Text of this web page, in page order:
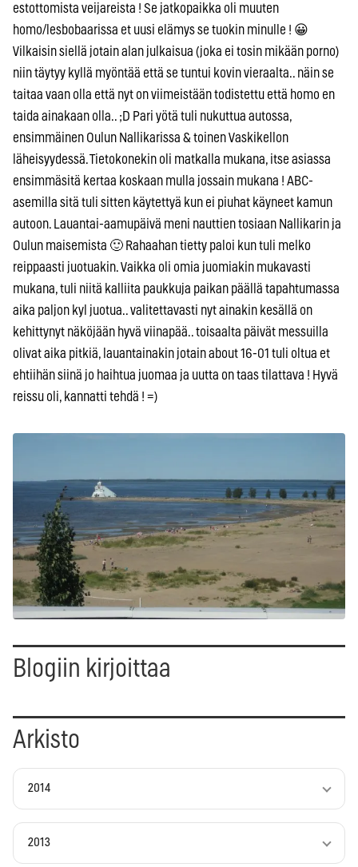
estottomista veijareista ! Se jatkopaikka oli muuten
homo/lesbobaarissa et uusi elämys se tuokin minulle ! 😀
Vilkaisin siellä jotain alan julkaisua (joka ei tosin mikään porno)
niin täytyy kyllä myöntää että se tuntui kovin vieraalta.. näin se
taitaa vaan olla että nyt on viimeistään todistettu että homo en
taida ainakaan olla.. ;D Pari yötä tuli nukuttua autossa,
ensimmäinen Oulun Nallikarissa & toinen Vaskikellon
läheisyydessä. Tietokonekin oli matkalla mukana, itse asiassa
ensimmäsitä kertaa koskaan mulla jossain mukana ! ABC-
asemilla sitä tuli sitten käytettyä kun ei piuhat käyneet kamun
autoon. Lauantai-aamupäivä meni nauttien tosiaan Nallikarin ja
Oulun maisemista 🙂 Rahaahan tietty paloi kun tuli melko
reippaasti juotuakin. Vaikka oli omia juomiakin mukavasti
mukana, tuli niitä kalliita paukkuja paikan päällä tapahtumassa
aika paljon kyl juotua.. valitettavasti nyt ainakin kesällä on
kehittynyt näköjään hyvä viinapää.. toisaalta päivät messuilla
olivat aika pitkiä, lauantainakin jotain about 16-01 tuli oltua et
ehtiihän siinä jo haihtua juomaa ja uutta on taas tilattava ! Hyvä
reissu oli, kannatti tehdä ! =)
Blogiin kirjoittaa
Arkisto
2014
2013